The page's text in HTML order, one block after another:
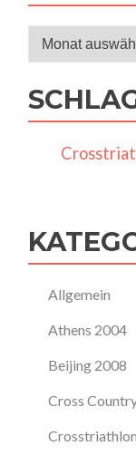
Archiv
Allgemein
Athens 2004
Beijing 2008
Cross
Crosstriathlon